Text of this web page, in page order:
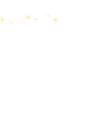
.。.:*・゜＋